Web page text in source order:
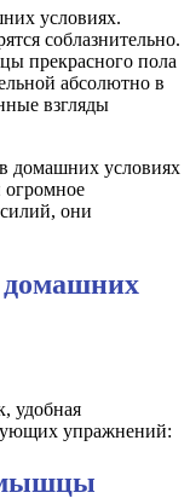
условиях.
соблазнительно.
прекрасного пола
абсолютно в
взгляды
домашних условиях
огромное
они
домашних
удобная
упражнений:
мышцы